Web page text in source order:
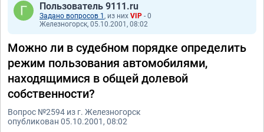
Пользователь 9111.ru
Задано вопросов 1 , из них VIP - 0
Железногорск, 05.10.2001, 08:02
Можно ли в судебном порядке определить
режим пользования автомобилями,
находящимися в общей долевой
собственности?
Вопрос №2594 из г. Железногорск
опубликован 05.10.2001, 08:02